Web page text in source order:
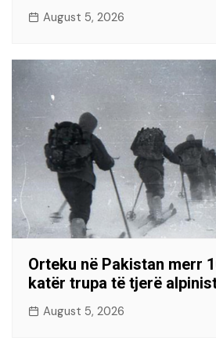
August 5, 2026
Orteku në Pakistan merr
katër trupa të tjerë
August 5, 2026